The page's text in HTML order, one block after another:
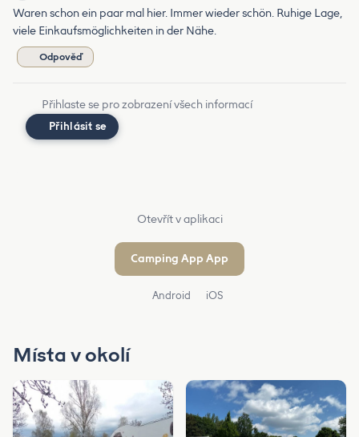
Waren schon ein paar mal hier. Immer wieder schön. Ruhige Lage,
viele Einkaufsmöglichkeiten in der Nähe.
Odpověď
Přihlaste se pro zobrazení všech informací
Přihlásit se
Otevřít v aplikaci
Camping App App
Android iOS
Místa v okolí